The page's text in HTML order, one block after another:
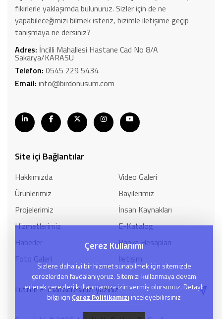
fikirlerle yaklaşımda bulunuruz. Sizler için de ne
yapabileceğimizi bilmek isteriz, bizimle iletişime geçip
tanışmaya ne dersiniz?
Adres: İncilli Mahallesi Hastane Cad No 8/A
Sakarya/KARASU
Telefon: 0545 229 5434
Email: info@birdonusum.com
Site içi Bağlantılar
Hakkımızda
Ürünlerimiz
Projelerimiz
Hizmetlerimiz
Haberler
Foto Galeri
Video Galeri
Bayilerimiz
İnsan Kaynakları
E-Katalog
Banka Hesapları
İletişim
Çerez Kullanımı
Sizlere daha iyi bir hizmet sunabilmek için sitemizde
çerezlerden faydalanıyoruz. Sitemizi kullanmaya devam
ederek çerezleri kullanmamıza izin vermiş olursunuz. Detaylı
bilgi için Çerez Politikamızı inceleyebilirsiniz